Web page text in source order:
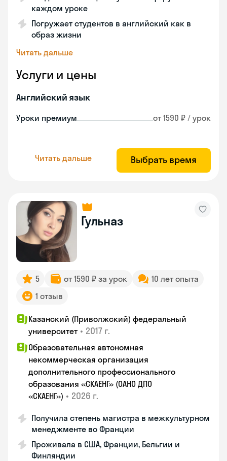
каждом уроке
Погружает студентов в английский как в
образ жизни
Читать дальше
Услуги и цены
Английский язык
Уроки премиум от 1590 ₽ / урок
Читать дальше Выбрать время
Гульназ
5 от 1590 ₽ за урок
10 лет опыта
1 отзыв
Казанский (Приволжский) федеральный
университет • 2017 г.
Образовательная автономная
некоммерческая организация
дополнительного профессионального
образования «СКАЕНГ» (ОАНО ДПО
«СКАЕНГ») • 2026 г.
Получила степень магистра в межкультурном
менеджменте во Франции
Проживала в США, Франции, Бельгии и
Финляндии